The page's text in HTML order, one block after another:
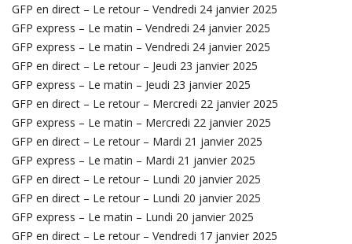
GFP en direct – Le retour – Vendredi 24 janvier 2025
GFP express – Le matin – Vendredi 24 janvier 2025
GFP express – Le matin – Vendredi 24 janvier 2025
GFP en direct – Le retour – Jeudi 23 janvier 2025
GFP express – Le matin – Jeudi 23 janvier 2025
GFP en direct – Le retour – Mercredi 22 janvier 2025
GFP express – Le matin – Mercredi 22 janvier 2025
GFP en direct – Le retour – Mardi 21 janvier 2025
GFP express – Le matin – Mardi 21 janvier 2025
GFP en direct – Le retour – Lundi 20 janvier 2025
GFP en direct – Le retour – Lundi 20 janvier 2025
GFP express – Le matin – Lundi 20 janvier 2025
GFP en direct – Le retour – Vendredi 17 janvier 2025